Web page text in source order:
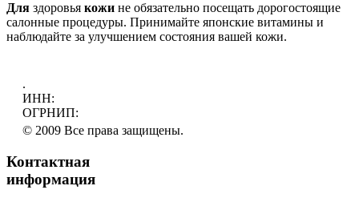
Для здоровья кожи не обязательно посещать дорогостоящие
салонные процедуры. Принимайте японские витамины и
наблюдайте за улучшением состояния вашей кожи.
.
ИНН:
ОГРНИП:
© 2009 Все права защищены.
Контактная
информация